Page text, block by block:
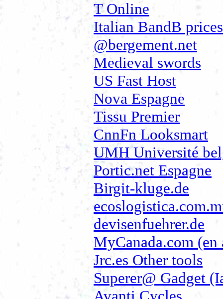
T Online
Italian BandB prices
@bergement.net
Medieval swords
US Fast Host
Nova Espagne
Tissu Premier
CnnFn Looksmart
UMH Université
Portic.net Espagne
Birgit-kluge.de
devisenfuehrer.de
MyCanada.com (en
Jrc.es Other tools
Superer@ Gadget